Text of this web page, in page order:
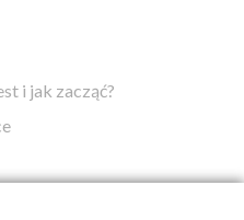
i jak zacząć?